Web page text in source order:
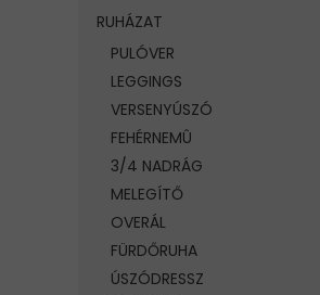
RUHÁZAT
PULÓVER
LEGGINGS
VERSENYÚSZÓ
FEHÉRNEMÛ
3/4 NADRÁG
MELEGÍTŐ
OVERÁL
FÜRDŐRUHA
ÚSZÓDRESSZ